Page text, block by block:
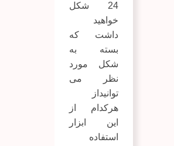
24 شکل
خواهید
داشت که
بسته به
شکل مورد
نظر می
توانیداز
هرکدام از
این ابزار
استفاده